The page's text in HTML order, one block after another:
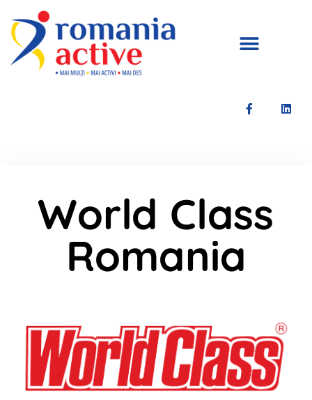
World Class
Romania